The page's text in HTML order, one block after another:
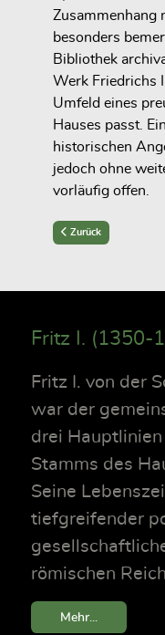
Zusammenhang
besonders
Bibliothek
Werk Friedrichs
Umfeld eines
Hauses passt.
historischen
jedoch ohne
vorläufig offen.
Previous article:
Zurück
Fritz I. (1350-
Fritz I. von der
war der
drei
Stamms des
Seine
tiefgreifender
römischen
Mehr...